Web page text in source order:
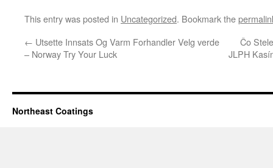
This entry was posted in Uncategorized. Bookmark the
← Utsette Innsats Og Varm Forhandler Velg verde
– Norway Try Your Luck
Čo
JLPH
Northeast Coatings